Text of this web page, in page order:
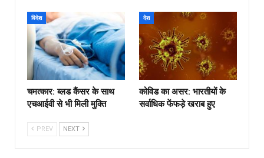
विदेश
चमत्कार: ब्लड कैंसर के साथ
एचआईवी से भी मिली मुक्ति
देश
कोविड का असर: भारतीयों के
सर्वाधिक फेंफड़े खराब हुए
PREV NEXT